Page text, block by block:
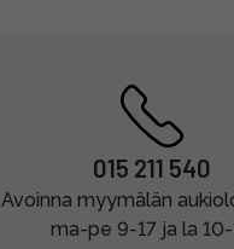
015 211 540
Avoinna myymälän
ma-pe 9-17 ja la 10-